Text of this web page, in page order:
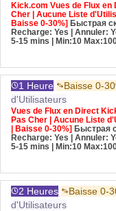
Kick.com Vues de Flux en
Cher | Aucune Liste
Baisse 0-30%] Быстрая
Recharge: Yes | Annuler:
5-15 mins
| Min:10
1 Heure Baisse 0-
d'Utilisateurs
Vues de Flux en Direct
Pas Cher | Aucune Liste
| Baisse 0-30%] Быстрая
Recharge: Yes | Annuler:
5-15 mins
| Min:10
2 Heures Baisse 0-
d'Utilisateurs